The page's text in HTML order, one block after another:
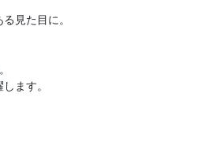
見た目に。
ます。